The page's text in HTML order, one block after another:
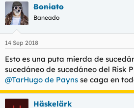
frecuencia.
Ver el archivos adjunto 12555
Boniato
Baneado
14 Sep 2018
Esto es una puta mierda de
sucedáneo de sucedáneo del Risk
@TarHugo de Payns se caga en
Häskelärk